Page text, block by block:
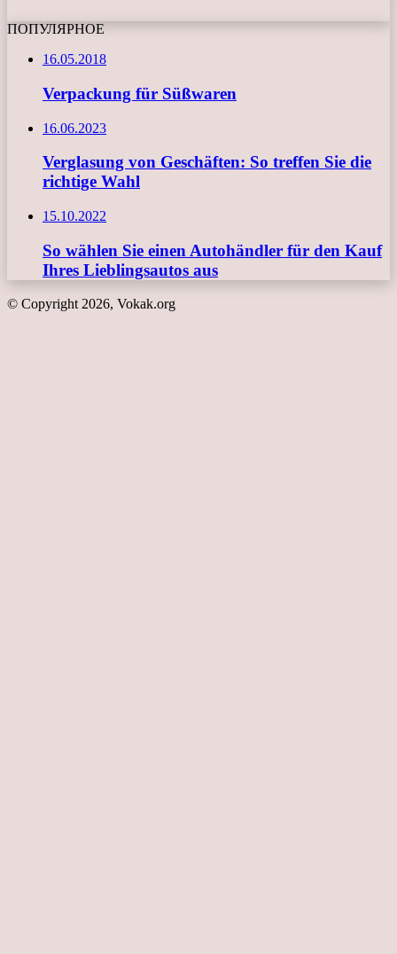
ПОПУЛЯРНОЕ
16.05.2018
Verpackung für Süßwaren
16.06.2023
Verglasung von Geschäften: So treffen Sie die
richtige Wahl
15.10.2022
So wählen Sie einen Autohändler für den Kauf
Ihres Lieblingsautos aus
© Copyright 2026, Vokak.org